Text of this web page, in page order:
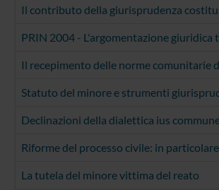
Il contributo della giurisprudenza
PRIN 2004 - L'argomentazione
Il recepimento delle norme comunitarie
Statuto del minore e strumenti
Declinazioni della dialettica ius
Riforme del processo civile: in
La tutela del minore vittima del reato